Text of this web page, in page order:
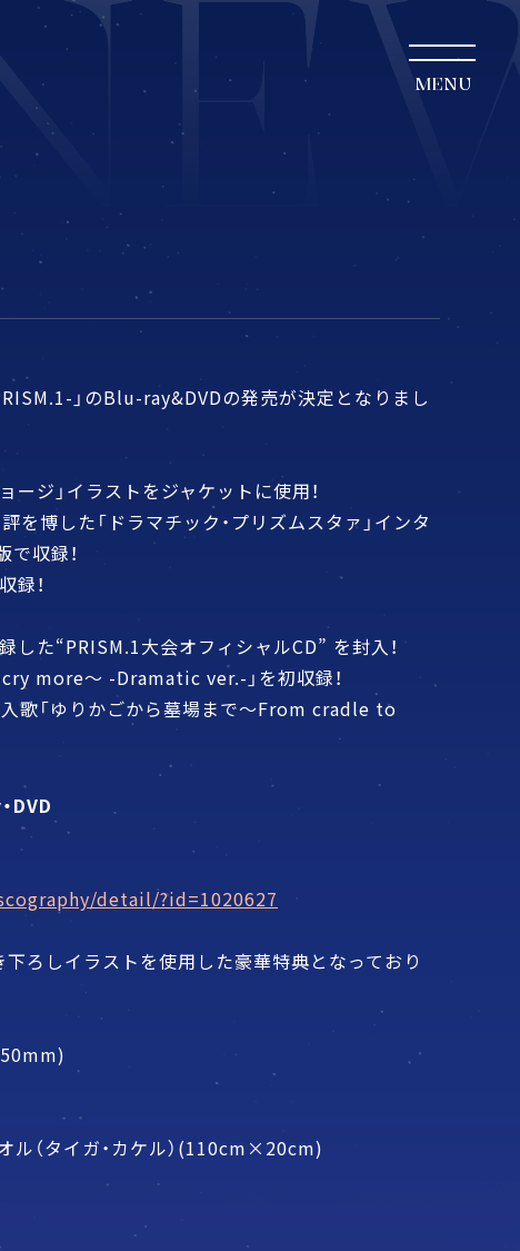
MENU
」のBlu-ray&DVDの発売が決定となりまし
ジ」イラストをジャケットに使用！
を博した「ドラマチック・プリズムスタァ」インタ
収録！
録！
た“PRISM.1大会オフィシャルCD” を封入！
more～ -Dramatic ver.-」を初収録！
歌「ゆりかごから墓場まで～From cradle to
DVD
detail/?id=1020627
下ろしイラストを使用した豪華特典となっており
ル（タイガ・カケル）(110cm×20cm)